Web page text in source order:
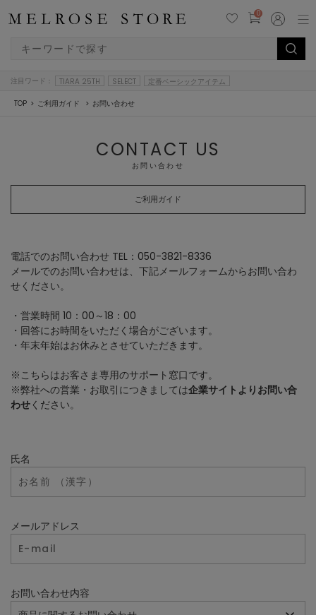
0
注目ワード： TIARA 25TH SELECT 定番ベーシックアイテム
TOP ご利用ガイド お問い合わせ
CONTACT US
お問い合わせ
ご利用ガイド
電話でのお問い合わせ TEL：050-3821-8336
メールでのお問い合わせは、下記メールフォームからお問い合わ
せください。
・営業時間 10：00～18：00
・回答にお時間をいただく場合がございます。
・年末年始はお休みとさせていただきます。
※こちらはお客さま専用のサポート窓口です。
※弊社への営業・お取引につきましては企業サイトよりお問い合
わせください。
氏名
メールアドレス
お問い合わせ内容